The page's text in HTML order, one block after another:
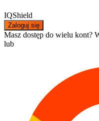
IQShield
Zaloguj się
Masz dostęp do wielu kont?
lub